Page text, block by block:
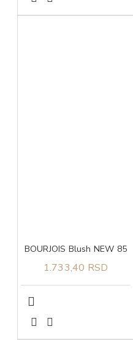
BOURJOIS Blush NEW 85
1.733,40 RSD